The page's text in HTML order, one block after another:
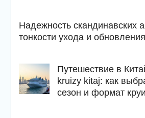
Надежность скандинавских
тонкости ухода и
Путешествие в
kruizy kitaj: как
сезон и формат